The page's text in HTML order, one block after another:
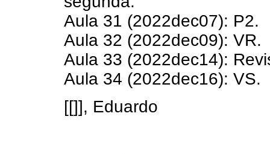
Aula 31 (2022dec07): P2.
Aula 32 (2022dec09): VR.
Aula 33 (2022dec14):
Aula 34 (2022dec16): VS.
[[]], Eduardo